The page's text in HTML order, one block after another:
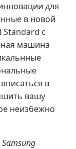
для
в новой
с
машина
в
вашу
неизбежно